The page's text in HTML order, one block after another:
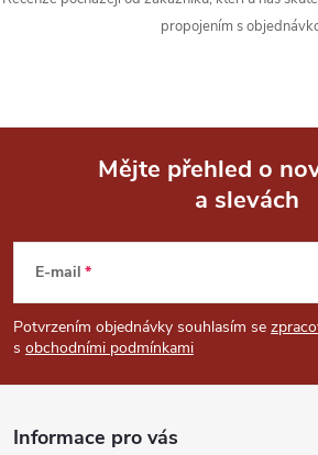
propojením s
p
a
Mějte přehled o
a slevách
E-mail
Potvrzením objednávky souhlasím se
s obchodními podmínkami
Informace pro vás